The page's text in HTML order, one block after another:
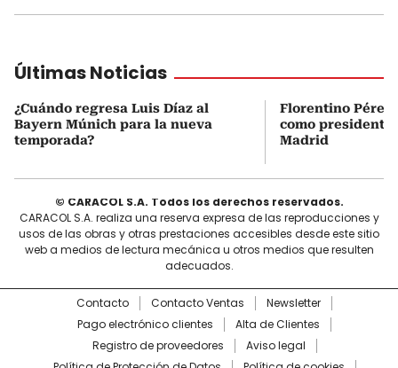
Últimas Noticias
¿Cuándo regresa Luis Díaz al
Bayern Múnich para la nueva
temporada?
Florentino Pérez
como presidente
Madrid
© CARACOL S.A. Todos los derechos reservados.
CARACOL S.A. realiza una reserva expresa de las reproducciones y
usos de las obras y otras prestaciones accesibles desde este sitio
web a medios de lectura mecánica u otros medios que resulten
adecuados.
Contacto Contacto Ventas
Newsletter
Pago electrónico clientes
Alta de Clientes
Registro de proveedores
Aviso legal